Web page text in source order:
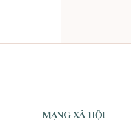
MẠNG XÃ HỘI